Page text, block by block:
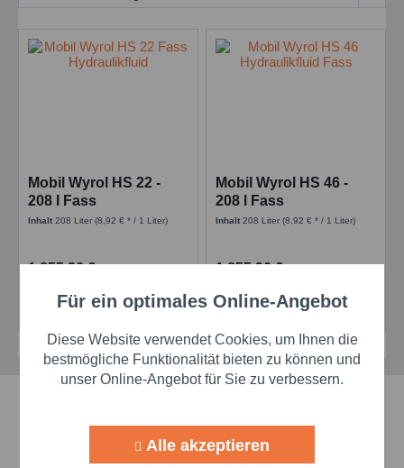
Mobil Wyrol HS 22 -
208 l Fass
Inhalt208 Liter(8,92 € * / 1 Liter)
1.855,36 €
Details
Mobil Wyrol HS 46 -
208 l Fass
Inhalt208 Liter(8,92 € * / 1 Liter)
1.855,36 €
Details
Beste Markenqualität
Funktionale Aktiv
Marketing Aktiv
Aktiv
Für ein optimales Online-Angebot
Diese Website verwendet Cookies, um Ihnen die
bestmögliche Funktionalität bieten zu können und
unser Online-Angebot für Sie zu verbessern.
Alle akzeptieren